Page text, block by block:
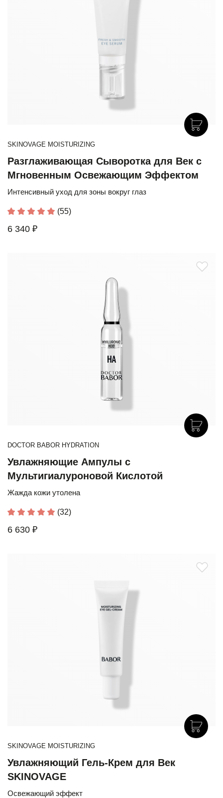
SKINOVAGE MOISTURIZING
Разглаживающая Сыворотка для Век с
Мгновенным Освежающим Эффектом
Интенсивный уход для зоны вокруг глаз
(55)
6 340 ₽
DOCTOR BABOR HYDRATION
Увлажняющие Ампулы с
Мультигиалуроновой Кислотой
Жажда кожи утолена
(32)
6 630 ₽
SKINOVAGE MOISTURIZING
Увлажняющий Гель-Крем для Век
SKINOVAGE
Освежающий эффект